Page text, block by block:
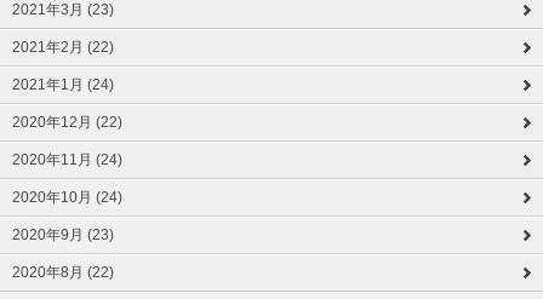
2021年3月 (23)
2021年2月 (22)
2021年1月 (24)
2020年12月 (22)
2020年11月 (24)
2020年10月 (24)
2020年9月 (23)
2020年8月 (22)